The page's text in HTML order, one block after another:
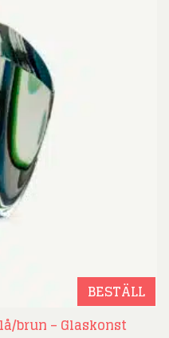
BESTÄLL
brun – Glaskonst